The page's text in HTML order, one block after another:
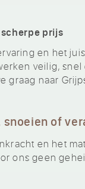
prijs
en het
veilig,
graag naar
snoeien of
en het
ons geen